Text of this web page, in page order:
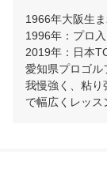
1966年大阪生
1996年：プロ入
2019年：日本
愛知県プロゴル
我慢強く、粘り
で幅広くレッス